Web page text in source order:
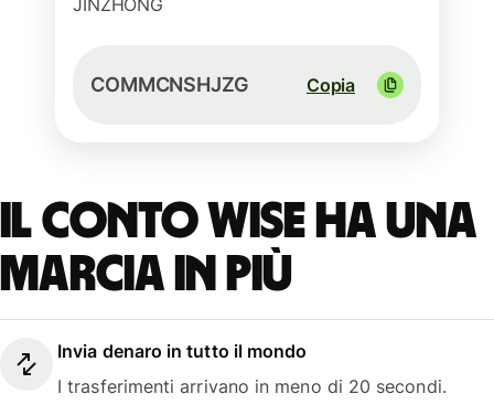
JINZHONG
COMMCNSHJZG Copia
Il conto Wise ha una
marcia in più
Invia denaro in tutto il mondo
I trasferimenti arrivano in meno di 20 secondi.